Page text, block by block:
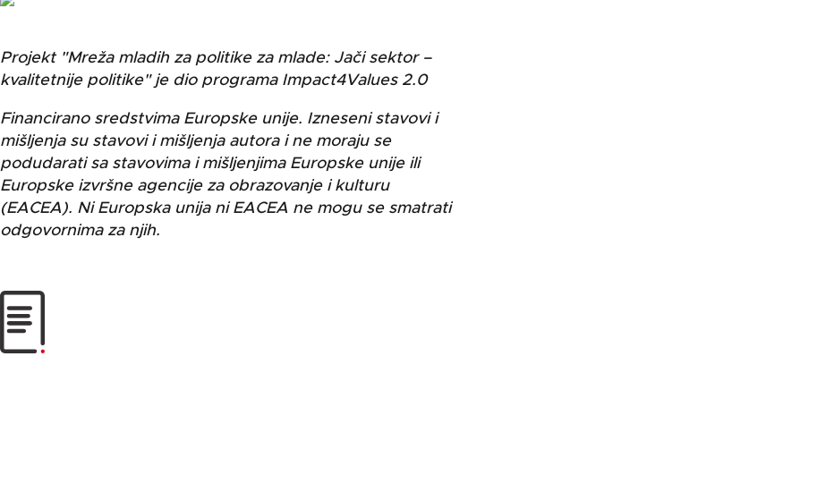
Projekt "Mreža mladih za politike za mlade: Jači sektor –
kvalitetnije politike" je dio programa Impact4Values 2.0
Financirano sredstvima Europske unije. Izneseni stavovi i
mišljenja su stavovi i mišljenja autora i ne moraju se
podudarati sa stavovima i mišljenjima Europske unije ili
Europske izvršne agencije za obrazovanje i kulturu
(EACEA). Ni Europska unija ni EACEA ne mogu se smatrati
odgovornima za njih.